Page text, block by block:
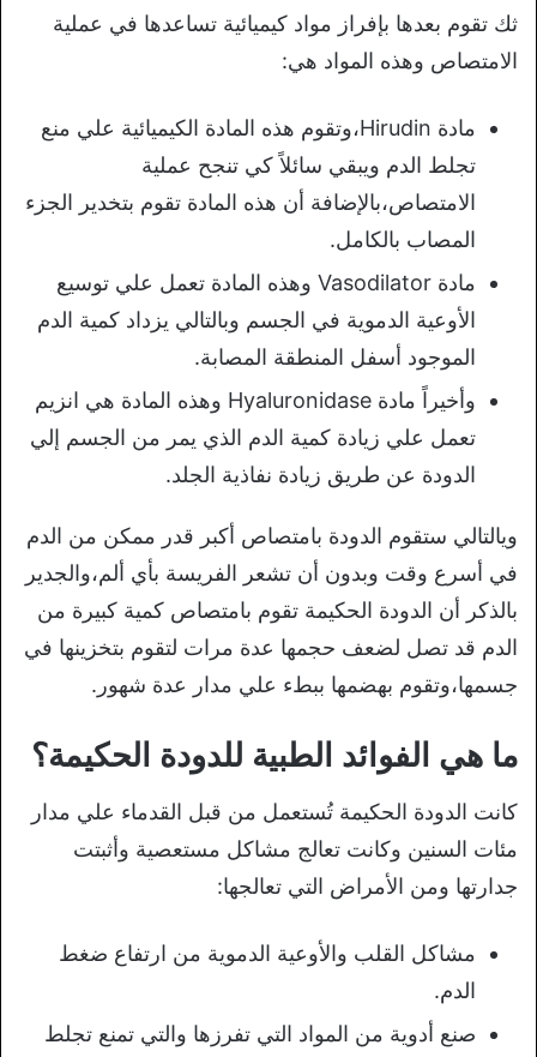
ثك تقوم بعدها بإفراز مواد كيميائية تساعدها في عملية
الامتصاص وهذه المواد هي:
مادة Hirudin،وتقوم هذه المادة الكيميائية علي منع
تجلط الدم ويبقي سائلاً كي تنجح عملية
الامتصاص،بالإضافة أن هذه المادة تقوم بتخدير الجزء
المصاب بالكامل.
مادة Vasodilator وهذه المادة تعمل علي توسيع
الأوعية الدموية في الجسم وبالتالي يزداد كمية الدم
الموجود أسفل المنطقة المصابة.
وأخيراً مادة Hyaluronidase وهذه المادة هي انزيم
تعمل علي زيادة كمية الدم الذي يمر من الجسم إلي
الدودة عن طريق زيادة نفاذية الجلد.
ويالتالي ستقوم الدودة بامتصاص أكبر قدر ممكن من الدم
في أسرع وقت وبدون أن تشعر الفريسة بأي ألم،والجدير
بالذكر أن الدودة الحكيمة تقوم بامتصاص كمية كبيرة من
الدم قد تصل لضعف حجمها عدة مرات لتقوم بتخزينها في
جسمها،وتقوم بهضمها ببطء علي مدار عدة شهور.
ما هي الفوائد الطبية للدودة الحكيمة؟
كانت الدودة الحكيمة تُستعمل من قبل القدماء علي مدار
مئات السنين وكانت تعالج مشاكل مستعصية وأثبتت
جدارتها ومن الأمراض التي تعالجها:
مشاكل القلب والأوعية الدموية من ارتفاع ضغط
الدم.
صنع أدوية من المواد التي تفرزها والتي تمنع تجلط